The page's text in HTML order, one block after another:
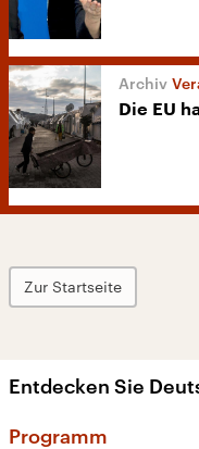
Die EU
Zur Startseite
Entdecken Sie
Programm